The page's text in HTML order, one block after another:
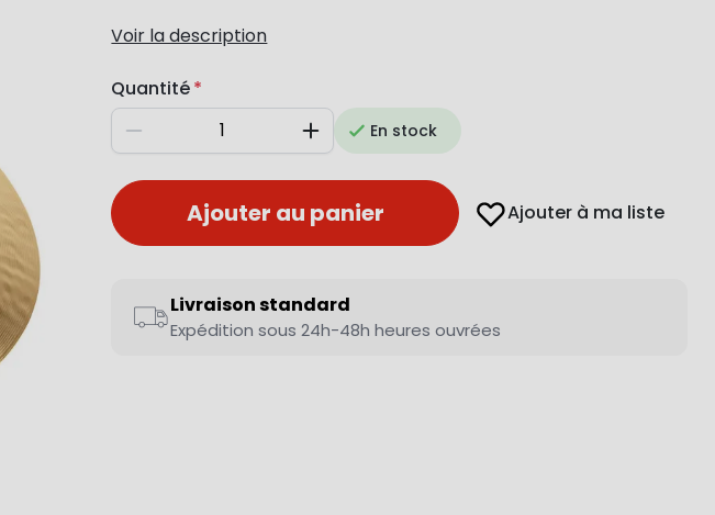
Voir la description
Quantité
Diminuer AugmenterEn stock
Ajouter au panier Ajouter à ma liste
Livraison standard
Expédition sous 24h-48h heures ouvrées